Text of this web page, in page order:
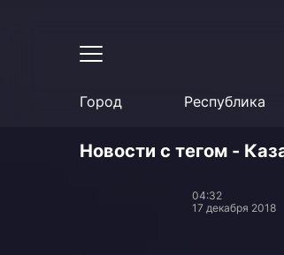
Город Республика
Новости с тегом -
04:32
17 декабря 2018